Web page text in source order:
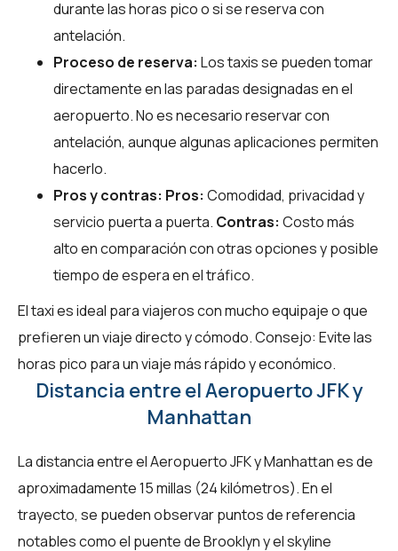
durante las horas pico o si se reserva con
antelación.
Proceso de reserva: Los taxis se pueden tomar
directamente en las paradas designadas en el
aeropuerto. No es necesario reservar con
antelación, aunque algunas aplicaciones permiten
hacerlo.
Pros y contras: Pros: Comodidad, privacidad y
servicio puerta a puerta. Contras: Costo más
alto en comparación con otras opciones y posible
tiempo de espera en el tráfico.
El taxi es ideal para viajeros con mucho equipaje o que
prefieren un viaje directo y cómodo. Consejo: Evite las
horas pico para un viaje más rápido y económico.
Distancia entre el Aeropuerto JFK y
Manhattan
La distancia entre el Aeropuerto JFK y Manhattan es de
aproximadamente 15 millas (24 kilómetros). En el
trayecto, se pueden observar puntos de referencia
notables como el puente de Brooklyn y el skyline